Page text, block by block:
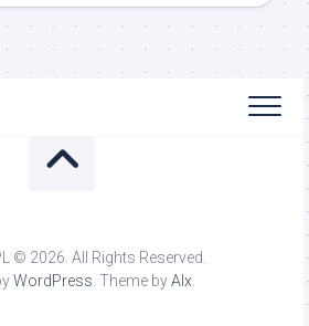
© 2026. All Rights Reserved.
WordPress. Theme byAlx.